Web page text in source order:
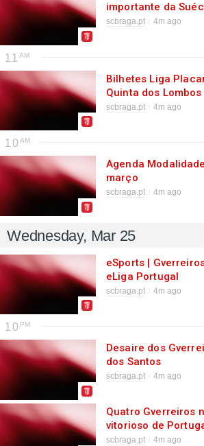
importante da
scbraga.pt 4m ago
11
Bilhetes Liga
Quinta dos Lombos
scbraga.pt 4m ago
10
Agenda
março
scbraga.pt 4m ago
Wednesday, Mar 25
eSports |
eLiga Portugal
scbraga.pt 4m ago
10
Desaire dos
dos Santos
scbraga.pt 4m ago
Quatro Gverreiros
vitorioso de
Lisboa
scbraga.pt 4m ago